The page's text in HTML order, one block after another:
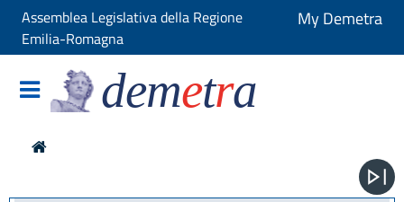
Assemblea Legislativa della Regione
Emilia-Romagna
My Demetra
demetra